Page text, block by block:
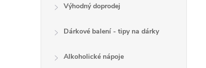
Výhodný doprodej
Dárkové balení - tipy na dárky
Alkoholické nápoje